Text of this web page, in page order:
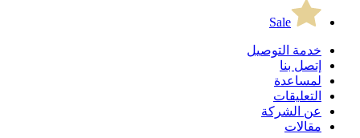
Sale
خدمة التوصيل
إتصل بنا
لمساعدة
التعليقات
عن الشركة
مقالات